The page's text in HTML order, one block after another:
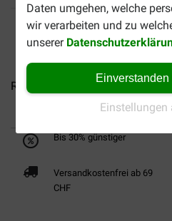
Daten umgehen, welche
wir verarbeiten und zu
unserer
Einstellungen
Royal Canin Veterinary... Hill's
Bis 30% günstiger
Versandkostenfrei ab 69
CHF